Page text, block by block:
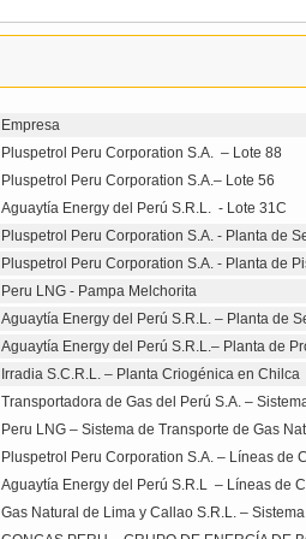
Empresa
Pluspetrol Peru Corporation S.A. – Lote 88
Pluspetrol Peru Corporation S.A.– Lote 56
Aguaytía Energy del Perú S.R.L. - Lote 31C
Pluspetrol Peru Corporation S.A. - Planta de
Pluspetrol Peru Corporation S.A. - Planta de
Peru LNG - Pampa Melchorita
Aguaytía Energy del Perú S.R.L. – Planta de
Aguaytía Energy del Perú S.R.L.– Planta de
Irradia S.C.R.L. – Planta Criogénica en Chilca
Transportadora de Gas del Perú S.A. –
Peru LNG – Sistema de Transporte de Gas
Pluspetrol Peru Corporation S.A. – Líneas de
Aguaytía Energy del Perú S.R.L – Líneas de
Gas Natural de Lima y Callao S.R.L. –